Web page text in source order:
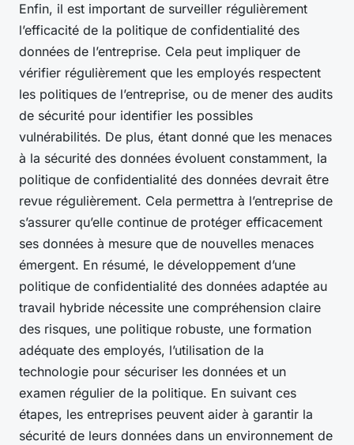
Enfin, il est important de surveiller régulièrement
l’efficacité de la politique de confidentialité des
données de l’entreprise. Cela peut impliquer de
vérifier régulièrement que les employés respectent
les politiques de l’entreprise, ou de mener des audits
de sécurité pour identifier les possibles
vulnérabilités. De plus, étant donné que les menaces
à la sécurité des données évoluent constamment, la
politique de confidentialité des données devrait être
revue régulièrement. Cela permettra à l’entreprise de
s’assurer qu’elle continue de protéger efficacement
ses données à mesure que de nouvelles menaces
émergent. En résumé, le développement d’une
politique de confidentialité des données adaptée au
travail hybride nécessite une compréhension claire
des risques, une politique robuste, une formation
adéquate des employés, l’utilisation de la
technologie pour sécuriser les données et un
examen régulier de la politique. En suivant ces
étapes, les entreprises peuvent aider à garantir la
sécurité de leurs données dans un environnement de